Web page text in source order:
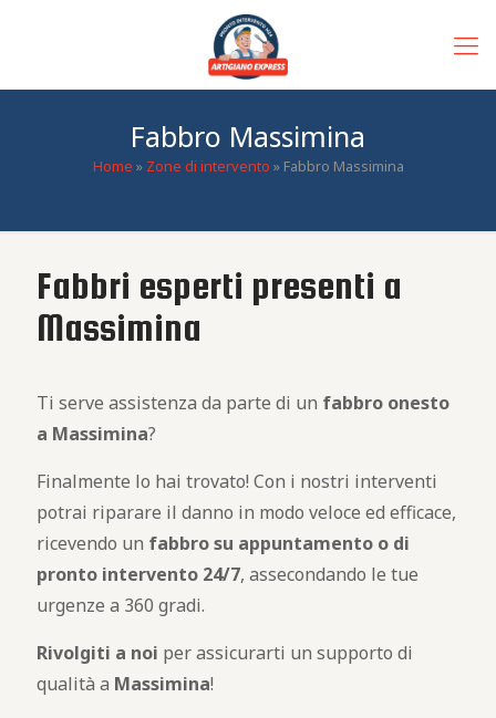
Fabbro Massimina
Home » Zone di intervento » Fabbro Massimina
Fabbri esperti presenti a
Massimina
Ti serve assistenza da parte di un fabbro onesto
a Massimina?
Finalmente lo hai trovato! Con i nostri interventi
potrai riparare il danno in modo veloce ed efficace,
ricevendo un fabbrosu appuntamento o di
pronto intervento 24/7, assecondando le tue
urgenze a 360 gradi.
Rivolgiti a noi per assicurarti un supporto di
qualità a Massimina!